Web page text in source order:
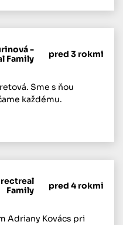
-
Family
pred 3 rokmi
Sme s ňou
každému.
Family
pred 4 rokmi
Adriany Kovács pri